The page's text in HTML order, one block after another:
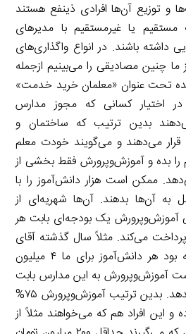
و توزیع آن‌ها افرادی ذینفع هستند
یا غیرمستقیم با مدیرهای
داشته باشند. در انواع واگذاری‌های
چنین مصادیقی را می‌بینیم ازجمله
تحت عنوان «معلمان خرید خدمت»
اختیار کسانی که مجوز مدارس
می‌دهند بدین ترتیب که ساختمان و
قرار می‌دهند و می‌گویند خودت معلم
بده و آموزش‌وپرورش فقط بخشی از
ممکن است هزار دانش‌آموز را با
به آن‌ها بدهند. آن‌ها شهریه‌ای از
آموزش‌وپرورش یک بودجه‌ای بابت هر
می‌کند. مثلاً سال گذشته آقای
روحانی، رئیس‌جمهور گفته بود هر دانش‌آموز برای ما ۴ میلیون
آموزش‌وپرورش به این مدارس بابت
هر دانش‌آموز یک‌میلیون بدهد. بدین ترتیب آموزش‌وپرورش ۷۵%
و این افراد هم که می‌خواهند مثلاً از